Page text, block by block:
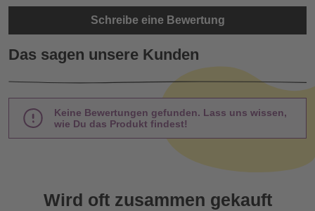
Schreibe eine Bewertung
Das sagen unsere Kunden
Keine Bewertungen gefunden. Lass uns wissen,
wie Du das Produkt findest!
Wird oft zusammen gekauft